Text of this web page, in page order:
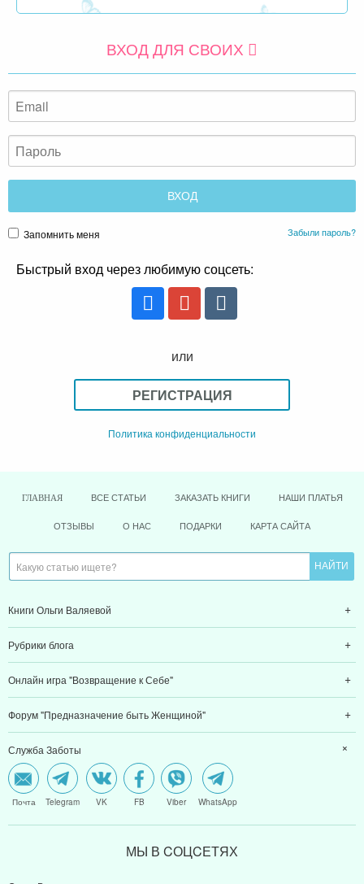
ВХОД ДЛЯ СВОИХ
Запомнить меня Забыли пароль?
Быстрый вход через любимую соцсеть:
или
РЕГИСТРАЦИЯ
Политика конфиденциальности
ГЛАВНАЯ ВСЕ СТАТЬИ ЗАКАЗАТЬ КНИГИ НАШИ ПЛАТЬЯ
ОТЗЫВЫ О НАС ПОДАРКИ КАРТА САЙТА
Книги Ольги Валяевой
Рубрики блога
Онлайн игра "Возвращение к Себе"
Форум "Предназначение быть Женщиной"
Служба Заботы
Почта Telegram VK FB Viber WhatsApp
МЫ В CОЦCЕТЯХ